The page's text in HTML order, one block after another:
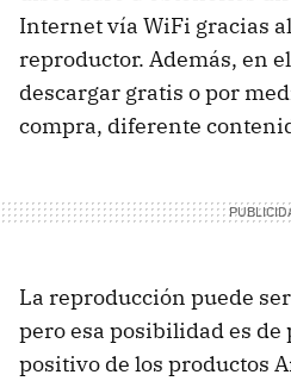
Internet vía WiFi gracias
reproductor. Además, en
descargar gratis o por
compra, diferente
La reproducción puede
pero esa posibilidad es de
positivo de los productos